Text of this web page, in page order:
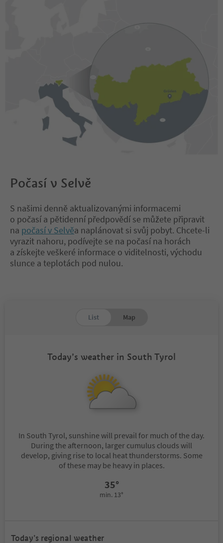
Počasí v Selvě
S našimi denně aktualizovanými informacemi
o počasí a pětidenní předpovědí se můžete připravit
na počasí v Selvěa naplánovat si svůj pobyt. Chcete-li
vyrazit nahoru, podívejte se na počasí na horách
a získejte veškeré informace o viditelnosti, východu
slunce a teplotách pod nulou.
List Map
Today’s weather in South Tyrol
In South Tyrol, sunshine will prevail for much of the day.
During the afternoon, larger cumulus clouds will
develop, giving rise to local heat thunderstorms. Some
of these may be heavy in places.
35°
min. 13°
Today’s regional weather